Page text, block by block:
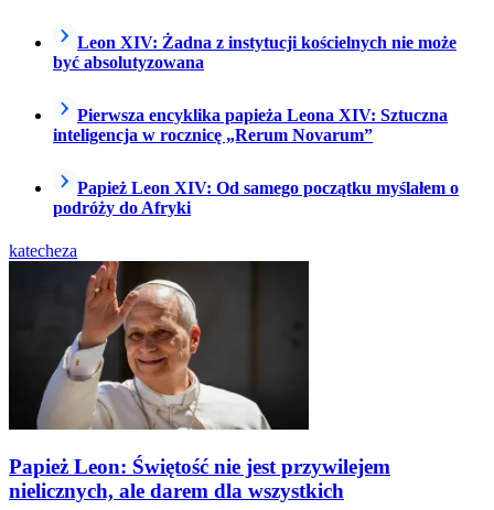
Leon XIV: Żadna z instytucji kościelnych nie może
być absolutyzowana
Pierwsza encyklika papieża Leona XIV: Sztuczna
inteligencja w rocznicę „Rerum Novarum”
Papież Leon XIV: Od samego początku myślałem o
podróży do Afryki
katecheza
Papież Leon: Świętość nie jest przywilejem
nielicznych, ale darem dla wszystkich